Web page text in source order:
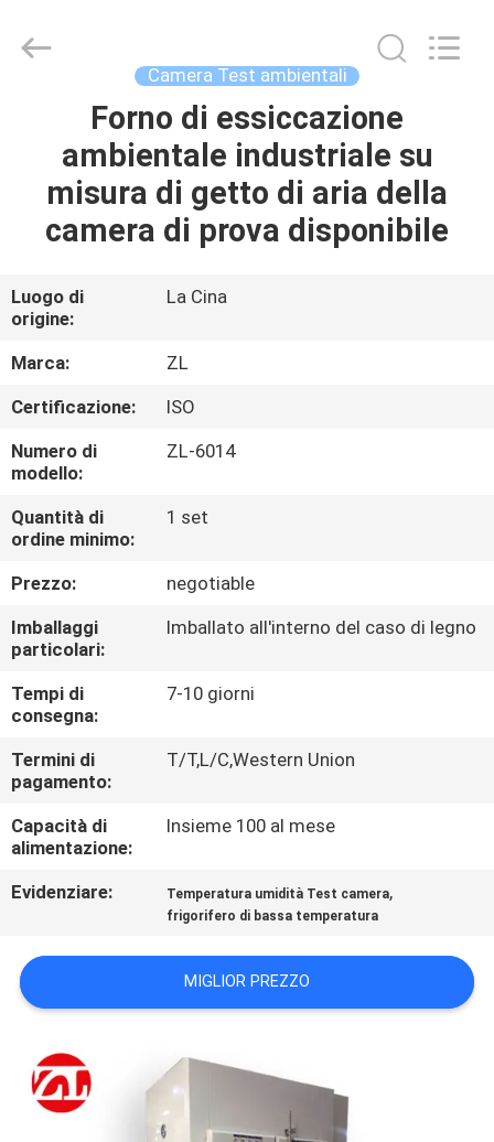
PRODOTTI
CIRCA
NOI
GIRO
DELLA
FABBRICA
CONTROLLO
DI
QUALITÀ
CONTATTICI
NOTIZIE
UNA
VR
SHOW
SITEMAP
Instrument
Technology
Camera Test ambientali
Forno di essiccazione
ambientale industriale su
misura di getto di aria della
camera di prova disponibile
Luogo di
origine:
La Cina
Marca:
ZL
Certificazione:
ISO
Numero di
modello:
ZL-6014
Quantità di
ordine minimo:
1 set
Prezzo:
negotiable
Imballaggi
particolari:
Imballato all'interno del caso di legno
Tempi di
consegna:
7-10 giorni
Termini di
pagamento:
T/T,L/C,Western Union
Capacità di
alimentazione:
Insieme 100 al mese
Evidenziare: Temperatura umidità Test camera,
frigorifero di bassa temperatura
MIGLIOR PREZZO